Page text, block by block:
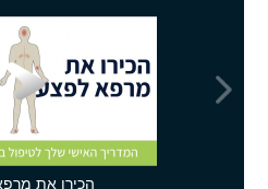
הכירו את